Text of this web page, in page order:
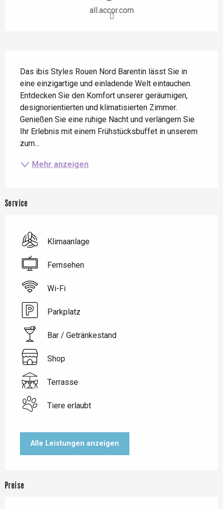
all.accor.com
Das ibis Styles Rouen Nord Barentin lässt Sie in
eine einzigartige und einladende Welt eintauchen.
Entdecken Sie den Komfort unserer geräumigen,
designorientierten und klimatisierten Zimmer.
Genießen Sie eine ruhige Nacht und verlängern Sie
Ihr Erlebnis mit einem Frühstücksbuffet in unserem
zum...
Mehr anzeigen
Service
Klimaanlage
Fernsehen
Wi-Fi
Parkplatz
Bar / Getränkestand
Shop
Terrasse
Tiere erlaubt
Alle Leistungen anzeigen
Preise